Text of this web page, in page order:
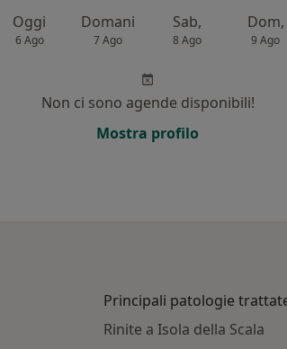
Oggi
6 Ago
Domani
7 Ago
Sab,
8 Ago
Dom,
9 Ago
Non ci sono agende disponibili!
Mostra profilo
Principali patologie
Rinite a Isola della Scala